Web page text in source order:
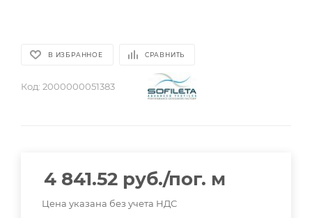
В ИЗБРАННОЕ СРАВНИТЬ
Код: 2000000051383
4 841.52 руб./пог. м
Цена указана без учета НДС